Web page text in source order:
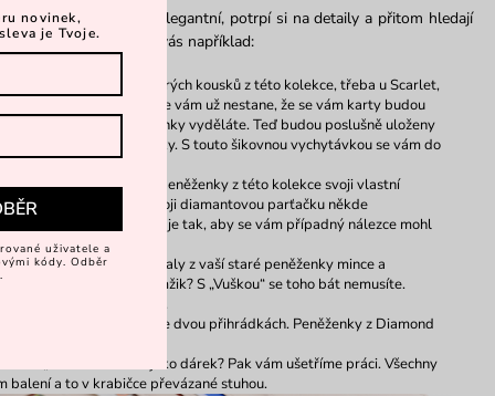
ženy, které jsou rády elegantní, potrpí si na detaily a přitom hledají
vychytávek. Potěší vás například:
– najdete ji u některých kousků z této kolekce, třeba u Scarlet,
této praktické věcičce se vám už nestane, že se vám karty budou
kdykoliv je z peněženky vyděláte. Teď budou poslušně uloženy
potřeby vložit zpátky. S touto šikovnou vychytávkou se vám do
všechny ostatní mají i peněženky z této kolekce svoji vlastní
zachrání, pokud svoji diamantovou parťačku někde
vyplníte základní údaje tak, aby se vám případný nálezce mohl
se vám několikrát vysypaly z vaší staré peněženky mince a
nejméně vhodný okamžik? S „Vuškou“ se toho bát nemusíte.
kapsy, kterou uzavírá zip.
už nemusíte mačkat ve dvou přihrádkách. Peněženky z Diamond
„Vušku“ věnovat jako dárek? Pak vám ušetříme práci. Všechny
balení a to v krabičce převázané stuhou.
novinek,
je Tvoje.
uživatele a
kódy. Odběr